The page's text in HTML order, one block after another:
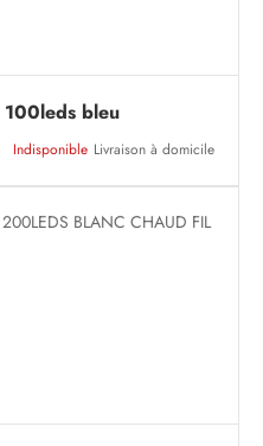
bleu
Indisponible Livraison à domicile